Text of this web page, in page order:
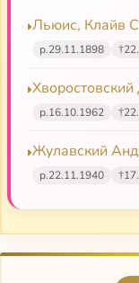
Д. Самсонов
Льюис, Клайв
р.29.11.1898 †
р.16.10.1962 †
Жулавский
р.22.11.1940 †